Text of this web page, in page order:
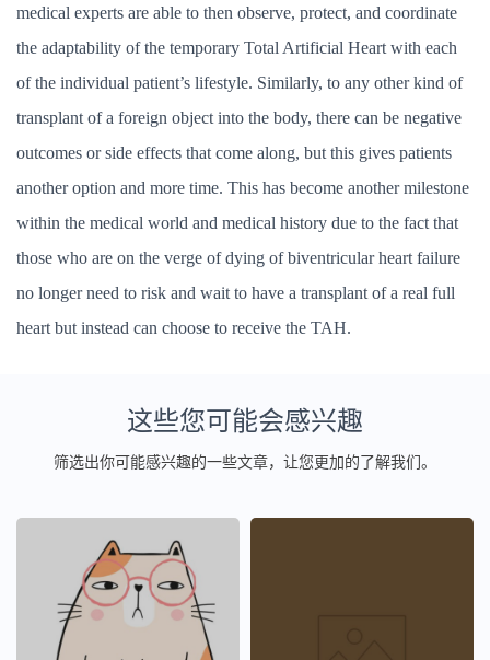
medical experts are able to then observe, protect, and coordinate
the adaptability of the temporary Total Artificial Heart with each
of the individual patient’s lifestyle. Similarly, to any other kind of
transplant of a foreign object into the body, there can be negative
outcomes or side effects that come along, but this gives patients
another option and more time. This has become another milestone
within the medical world and medical history due to the fact that
those who are on the verge of dying of biventricular heart failure
no longer need to risk and wait to have a transplant of a real full
heart but instead can choose to receive the TAH.
这些您可能会感兴趣
筛选出你可能感兴趣的一些文章，让您更加的了解我们。